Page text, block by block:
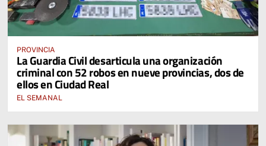
PROVINCIA
La Guardia Civil desarticula una organización
criminal con 52 robos en nueve provincias, dos de
ellos en Ciudad Real
EL SEMANAL